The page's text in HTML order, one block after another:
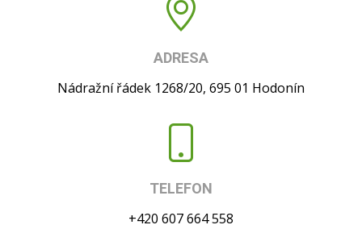
ADRESA
Nádražní řádek 1268/20, 695 01 Hodonín
TELEFON
+420 607 664 558